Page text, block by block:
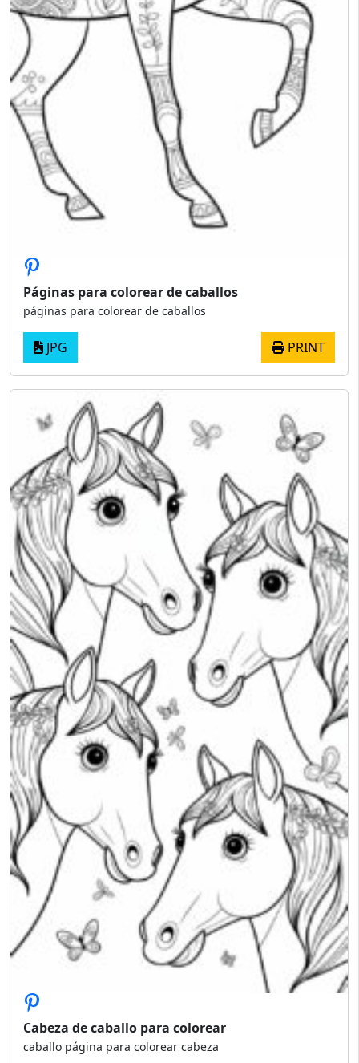
Páginas para colorear de caballos
páginas para colorear de caballos
JPG PRINT
Cabeza de caballo para colorear
caballo página para colorear cabeza